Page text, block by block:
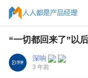
“一切都回来了”以
深响
3 年前